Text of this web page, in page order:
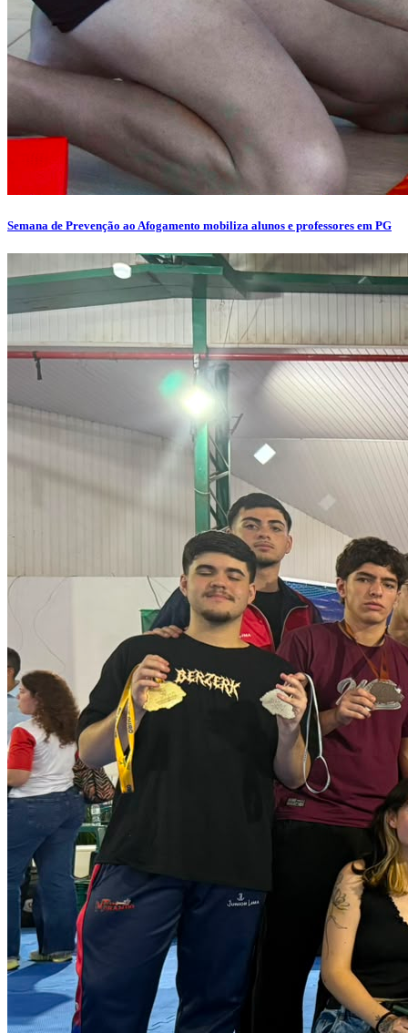
Semana de Prevenção ao Afogamento mobiliza alunos e professores em PG